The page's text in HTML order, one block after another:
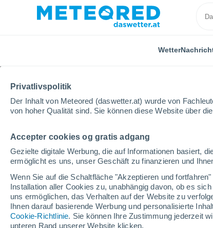
Privatlivspolitik
Der Inhalt von Meteored (daswetter.at) wurde von
von hoher Qualität sind. Sie können diese Website über
Accepter cookies og gratis adgang
Gezielte digitale Werbung, die auf Informationen basiert,
ermöglicht es uns, unser Geschäft zu finanzieren und
Wenn Sie auf die Schaltfläche "Akzeptieren und
Installation aller Cookies zu, unabhängig davon, ob es
uns ermöglichen, das Verhalten auf der Website zu
Ihnen darauf basierende Werbung und personalisierte
Cookie-Richtlinie. Sie können Ihre Zustimmung jederzeit
unteren Rand unserer Website klicken.
Wetter
Home Video Ein Erdbeben der Stärke 6,1